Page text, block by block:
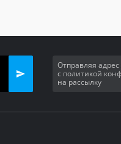
Отправляя
с политикой
на рассылку